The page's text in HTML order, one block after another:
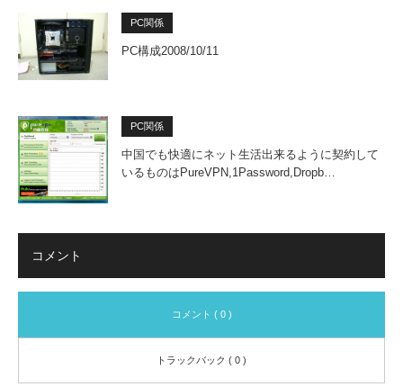
PC関係
PC構成2008/10/11
PC関係
中国でも快適にネット生活出来るように契約して
いるものはPureVPN,1Password,Dropb…
コメント
コメント ( 0 )
トラックバック ( 0 )